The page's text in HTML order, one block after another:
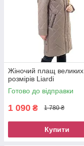
Жіночий плащ великих
розмірів Liardi
Готово до відправки
1 090 ₴ 1 780 ₴
Купити